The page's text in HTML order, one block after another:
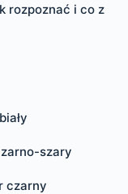
rozpoznać i co z
szary
czarny